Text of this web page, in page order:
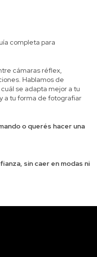
completa para
cámaras réflex,
Hablamos de
se adapta mejor a tu
a tu forma de fotografiar
o querés hacer una
sin caer en modas ni